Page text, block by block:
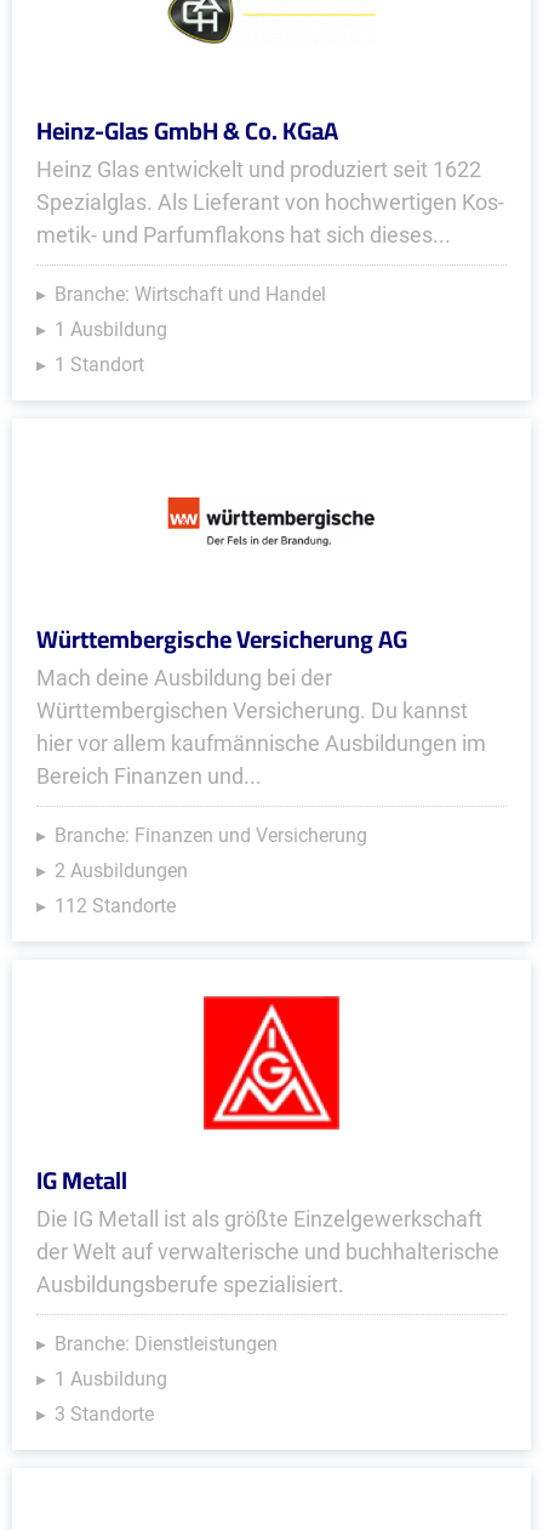
Heinz-Glas GmbH & Co. KGaA
Heinz Glas entwickelt und produ­ziert seit 1622
Spezialglas. Als Lieferant von hoch­wertigen Kos­
metik- und Parfum­fla­kons hat sich dieses...
Branche: Wirtschaft und Handel
1 Ausbildung
1 Standort
Württembergische Versicherung AG
Mach deine Ausbildung bei der
Württembergischen Versicherung. Du kannst
hier vor allem kaufmännische Ausbildungen im
Bereich Finanzen und...
Branche: Finanzen und Versicherung
2 Ausbildungen
112 Standorte
IG Metall
Die IG Metall ist als größte Einzelgewerkschaft
der Welt auf verwalterische und buchhalterische
Ausbildungsberufe spezialisiert.
Branche: Dienstleistungen
1 Ausbildung
3 Standorte